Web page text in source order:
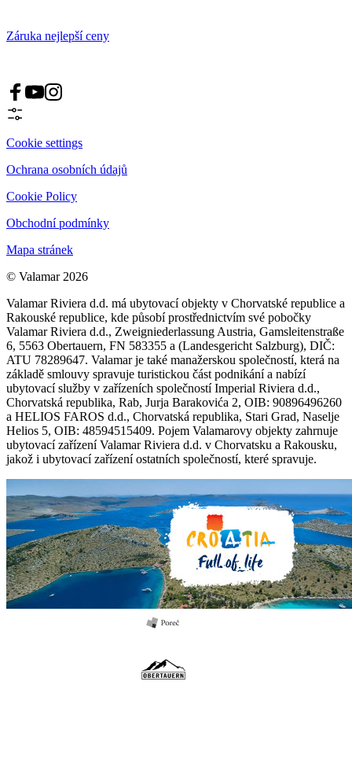
Záruka nejlepší ceny
Cookie settings
Ochrana osobních údajů
Cookie Policy
Obchodní podmínky
Mapa stránek
© Valamar 2026
Valamar Riviera d.d. má ubytovací objekty v Chorvatské republice a
Rakouské republice, kde působí prostřednictvím své pobočky
Valamar Riviera d.d., Zweigniederlassung Austria, Gamsleitenstraße
6, 5563 Obertauern, FN 583355 a (Landesgericht Salzburg), DIČ:
ATU 78289647. Valamar je také manažerskou společností, která na
základě smlouvy spravuje turistickou část podnikání a nabízí
ubytovací služby v zařízeních společností Imperial Riviera d.d.,
Chorvatská republika, Rab, Jurja Barakovića 2, OIB: 90896496260
a HELIOS FAROS d.d., Chorvatská republika, Stari Grad, Naselje
Helios 5, OIB: 48594515409. Pojem Valamarovy objekty zahrnuje
ubytovací zařízení Valamar Riviera d.d. v Chorvatsku a Rakousku,
jakož i ubytovací zařízení ostatních společností, které spravuje.